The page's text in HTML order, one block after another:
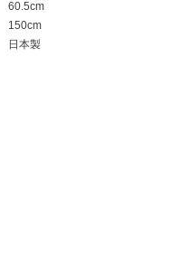
60.5cm
150cm
日本製